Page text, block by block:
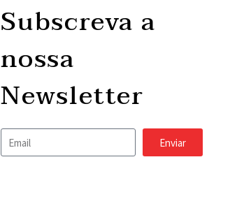
Subscreva a
nossa
Newsletter
Enviar